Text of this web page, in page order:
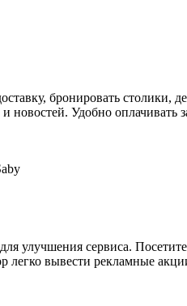
бронировать столики,
новостей. Удобно
улучшения сервиса.
легко вывести рекламные